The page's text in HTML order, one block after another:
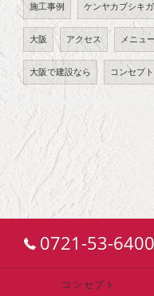
施工事例 ケンヤカブシキ
大阪 アクセス メニュ
大阪で建設なら コンセプト
0721-53-6400
コンセプト